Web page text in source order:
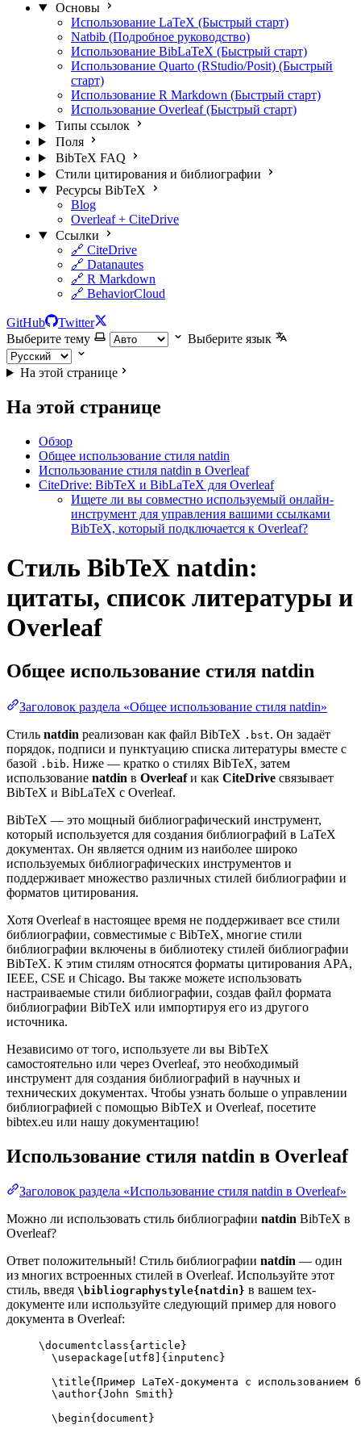
Основы
Использование LaTeX (Быстрый старт)
Natbib (Подробное руководство)
Использование BibLaTeX (Быстрый старт)
Использование Quarto (RStudio/Posit) (Быстрый
старт)
Использование R Markdown (Быстрый старт)
Использование Overleaf (Быстрый старт)
Типы ссылок
Поля
BibTeX FAQ
Стили цитирования и библиографии
Ресурсы BibTeX
Blog
Overleaf + CiteDrive
Ссылки
🔗 CiteDrive
🔗 Datanautes
🔗 R Markdown
🔗 BehaviorCloud
GitHub
Twitter
Выберите тему
Выберите язык
На этой странице
На этой странице
Обзор
Общее использование стиля natdin
Использование стиля natdin в Overleaf
CiteDrive: BibTeX и BibLaTeX для Overleaf
Ищете ли вы совместно используемый онлайн-
инструмент для управления вашими ссылками
BibTeX, который подключается к Overleaf?
Стиль BibTeX natdin:
цитаты, список литературы и
Overleaf
Общее использование стиля natdin
Заголовок раздела «Общее использование стиля natdin»
Стиль natdin реализован как файл BibTeX .bst. Он задаёт
порядок, подписи и пунктуацию списка литературы вместе с
базой .bib. Ниже — кратко о стилях BibTeX, затем
использование natdin в Overleafи как CiteDrive связывает
BibTeX и BibLaTeX с Overleaf.
BibTeX — это мощный библиографический инструмент,
который используется для создания библиографий в LaTeX
документах. Он является одним из наиболее широко
используемых библиографических инструментов и
поддерживает множество различных стилей библиографии и
форматов цитирования.
Хотя Overleaf в настоящее время не поддерживает все стили
библиографии, совместимые с BibTeX, многие стили
библиографии включены в библиотеку стилей библиографии
BibTeX. К этим стилям относятся форматы цитирования APA,
IEEE, CSE и Chicago. Вы также можете использовать
настраиваемые стили библиографии, создав файл формата
библиографии BibTeX или импортируя его из другого
источника.
Независимо от того, используете ли вы BibTeX
самостоятельно или через Overleaf, это необходимый
инструмент для создания библиографий в научных и
технических документах. Чтобы узнать больше о управлении
библиографией с помощью BibTeX и Overleaf, посетите
bibtex.eu или нашу документацию!
Использование стиля natdin в Overleaf
Заголовок раздела «Использование стиля natdin в Overleaf»
Можно ли использовать стиль библиографии natdin BibTeX в
Overleaf?
Ответ положительный! Стиль библиографии natdin — один
из многих встроенных стилей в Overleaf. Используйте этот
стиль, введя \bibliographystyle{natdin} в вашем tex-
документе или используйте следующий пример для нового
документа в Overleaf:
\documentclass{ article }
\usepackage
utf8 ]{ inputenc }
\title{Пример LaTeX-документа с
\author{John Smith}
\begin{ document }